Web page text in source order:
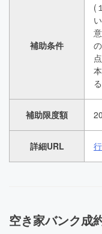
補助条件
(
補助限度額
詳細URL
空き家バンク成